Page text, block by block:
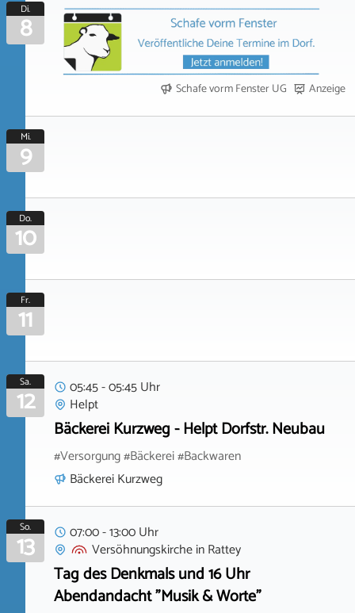
Di.
8
Schafe vorm Fenster UG Anzeige
Mi.
9
Do.
10
Fr.
11
Sa.
12
05:45 - 05:45 Uhr
Helpt
Bäckerei Kurzweg - Helpt Dorfstr. Neubau
#Versorgung #Bäckerei #Backwaren
Bäckerei Kurzweg
So.
13
07:00 - 13:00 Uhr
VersöhnungskircheinRattey
Tag des Denkmals und 16 Uhr
Abendandacht "Musik & Worte"